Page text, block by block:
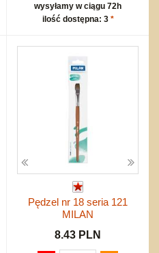
wysyłamy w ciągu 72h
ilość dostępna: 3 *
Pędzel nr 18 seria 121
MILAN
8.43 PLN